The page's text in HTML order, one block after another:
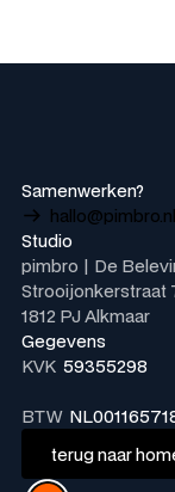
Samenwerken?
hallo@pimbro.nl
Studio
pimbro | De
Strooijonkerstraat
1812 PJ Alkmaar
Gegevens
KVK 59355298
BTW
terug naar
terug naar